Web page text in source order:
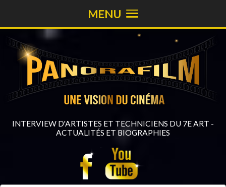
INTERVIEW D'ARTISTES ET TECHNICIENS DU 7E ART -
ACTUALITÉS ET BIOGRAPHIES
MENU